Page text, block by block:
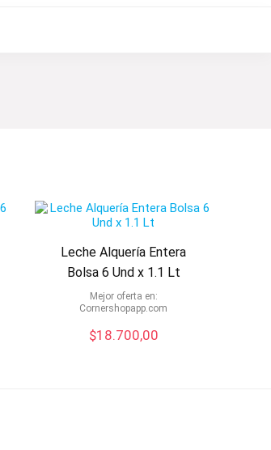
Leche Alquería Entera
Bolsa 6 Und x 1.1 Lt
Mejor oferta en:
cornershopapp.com
$18.700,00